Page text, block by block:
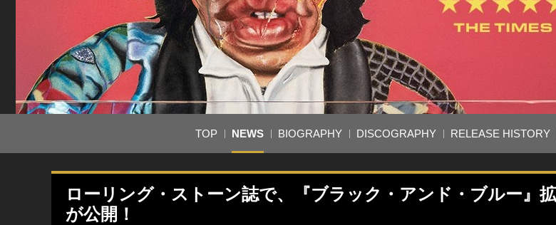
TOP NEWS BIOGRAPHY DISCOGRAPHY RELEASE HISTORY
ローリング・ストーン誌で、『ブラック・アンド・ブルー』
が公開！